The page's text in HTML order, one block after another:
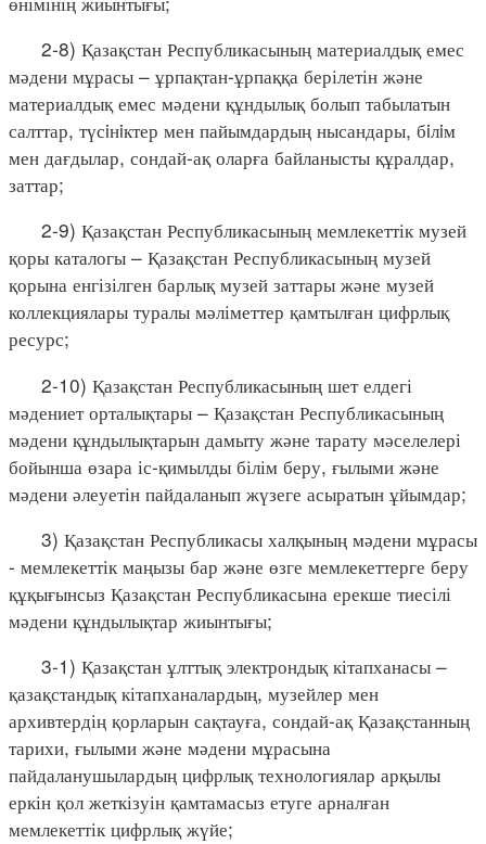
2-8) Қазақстан Республикасының материалдық емес
мәдени мұрасы – ұрпақтан-ұрпаққа берілетін және
материалдық емес мәдени құндылық болып табылатын
салттар, түсiнiктер мен пайымдардың нысандары, бiлiм
мен дағдылар, сондай-ақ оларға байланысты құралдар,
заттар;
2-9) Қазақстан Республикасының мемлекеттік музей
қоры каталогы – Қазақстан Республикасының музей
қорына енгізілген барлық музей заттары және музей
коллекциялары туралы мәліметтер қамтылған цифрлық
ресурс;
2-10) Қазақстан Республикасының шет елдегі
мәдениет орталықтары – Қазақстан Республикасының
мәдени құндылықтарын дамыту және тарату мәселелері
бойынша өзара іс-қимылды білім беру, ғылыми және
мәдени әлеуетін пайдаланып жүзеге асыратын ұйымдар;
3) Қазақстан Республикасы халқының мәдени мұрасы
- мемлекеттік маңызы бар және өзге мемлекеттерге беру
құқығынсыз Қазақстан Республикасына ерекше тиесілі
мәдени құндылықтар жиынтығы;
3-1) Қазақстан ұлттық электрондық кітапханасы –
қазақстандық кітапханалардың, музейлер мен
архивтердің қорларын сақтауға, сондай-ақ Қазақстанның
тарихи, ғылыми және мәдени мұрасына
пайдаланушылардың цифрлық технологиялар арқылы
еркін қол жеткізуін қамтамасыз етуге арналған
мемлекеттік цифрлық жүйе;